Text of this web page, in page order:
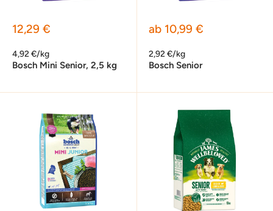
Sonderpreis
12,29 €
4,92 €/kg
Bosch Mini Senior, 2,5 kg
Sonderpreis
ab 10,99 €
2,92 €/kg
Bosch Senior